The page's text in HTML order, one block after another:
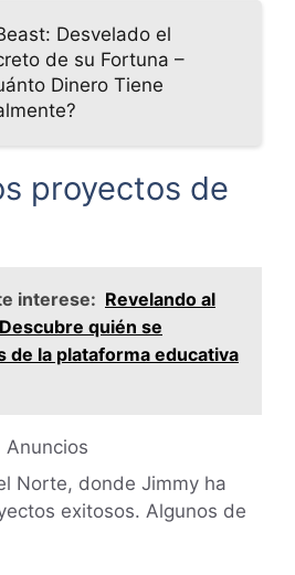
Desvelado el
de su Fortuna –
Dinero Tiene
proyectos de
interese: Revelando al
quién se
de la plataforma educativa
Anuncios
Norte, donde Jimmy ha
exitosos. Algunos de